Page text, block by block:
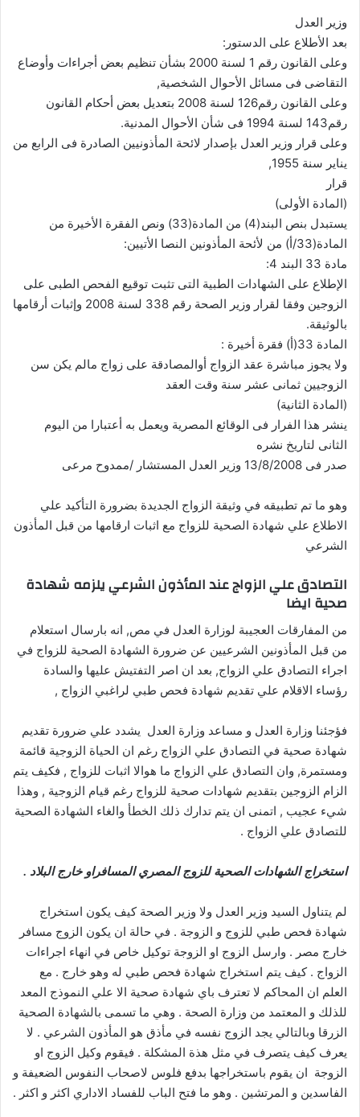
وزير العدل
بعد الأطلاع على الدستور:
وعلى القانون رقم 1 لسنة 2000 بشأن تنظيم بعض أجراءات وأوضاع
التقاضى فى مسائل الأحوال الشخصية,
وعلى القانون رقم126 لسنة 2008 بتعديل بعض أحكام القانون
رقم143 لسنة 1994 فى شأن الأحوال المدنية.
وعلى قرار وزير العدل بإصدار لائحة المأذونيين الصادرة فى الرابع من
يناير سنة 1955,
قرار
(المادة الأولى)
يستبدل بنص البند(4) من المادة(33) ونص الفقرة الأخيرة من
المادة(33/أ) من لأئحة المأذونين النصا الأتيين:
مادة 33 البند 4:
الإطلاع على الشهادات الطبية التى تثبت توقيع الفحص الطبى على
الزوجين وفقا لقرار وزير الصحة رقم 338 لسنة 2008 وإثبات أرقامها
بالوثيقة.
المادة 33(أ) فقرة أخيرة :
ولا يجوز مباشرة عقد الزواج أوالمصادقة على زواج مالم يكن سن
الزوجيين ثمانى عشر سنة وقت العقد
(المادة الثانية)
ينشر هذا الفرار فى الوقائع المصرية ويعمل به أعتبارا من اليوم
الثانى لتاريخ نشره
صدر فى 13/8/2008 وزير العدل المستشار /ممدوح مرعى
وهو ما تم تطبيقه في وثيقة الزواج الجديدة بضرورة التأكيد علي
الاطلاع علي شهادة الصحية للزواج مع اثبات ارقامها من قبل المأذون
الشرعي
التصادق علي الزواج عند المأذون الشرعي يلزمه شهادة
صحية ايضا
من المفارقات العجيبة لوزارة العدل في مص, انه بارسال استعلام
من قبل المأذونين الشرعيين عن ضرورة الشهادة الصحية للزواج في
اجراء التصادق علي الزواج, بعد ان اصر التفتيش عليها والسادة
رؤساء الاقلام علي تقديم شهادة فحص طبي لراغبي الزواج ,
فؤجئنا وزارة العدل و مساعد وزارة العدل يشدد علي ضرورة تقديم
شهادة صحية في التصادق علي الزواج رغم ان الحياة الزوجية قائمة
ومستمرة, وان التصادق علي الزواج ما هوالا اثبات للزواج , فكيف يتم
الزام الزوجين بتقديم شهادات صحية للزواج رغم قيام الزوجية , وهذا
شيء عجيب , اتمنى ان يتم تدارك ذلك الخطأ والغاء الشهادة الصحية
للتصادق علي الزواج .
استخراج الشهادات الصحية للزوج المصري المسافراو خارج البلاد .
لم يتناول السيد وزير العدل ولا وزير الصحة كيف يكون استخراج
شهادة فحص طبي للزوج و الزوجة . في حالة ان يكون الزوج مسافر
خارج مصر . وارسل الزوج او الزوجة توكيل خاص في انهاء اجراءات
الزواج . كيف يتم استخراج شهادة فحص طبي له وهو خارج . مع
العلم ان المحاكم لا تعترف باي شهادة صحية الا علي النموذج المعد
للذلك و المعتمد من وزارة الصحة . وهي ما تسمى بالشهادة الصحية
الزرقا وبالتالي يجد الزوج نفسه في مأذق هو المأذون الشرعي . لا
يعرف كيف يتصرف في مثل هذة المشكلة . فيقوم وكيل الزوج او
الزوجة ان يقوم باستخراجها بدفع فلوس لاصحاب النفوس الضعيفة و
الفاسدين و المرتشين . وهو ما فتح الباب للفساد الاداري اكثر و اكثر .